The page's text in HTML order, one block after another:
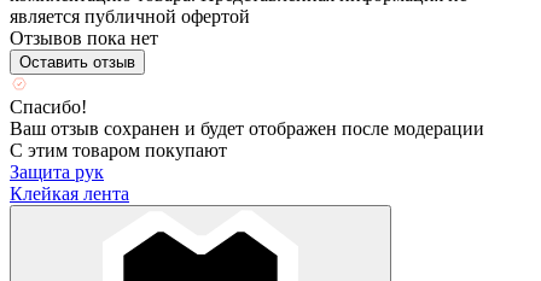
является публичной офертой
Отзывов пока нет
Оставить отзыв
Спасибо!
Ваш отзыв сохранен и будет отображен после модерации
С этим товаром покупают
Защита рук
Клейкая лента